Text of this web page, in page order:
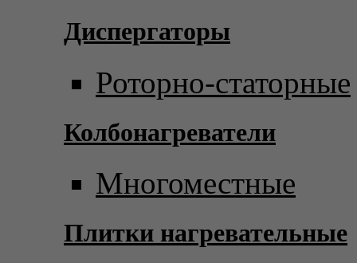
Диспергаторы
Роторно-статорные
Колбонагреватели
Многоместные
Плитки нагревательные